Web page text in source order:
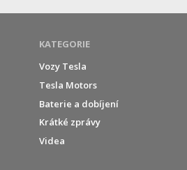
KATEGORIE
Vozy Tesla
Tesla Motors
Baterie a dobíjení
Krátké zprávy
Videa